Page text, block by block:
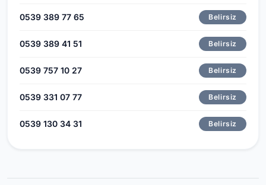
0539 389 77 65 Belirsiz
0539 389 41 51 Belirsiz
0539 757 10 27 Belirsiz
0539 331 07 77 Belirsiz
0539 130 34 31 Belirsiz